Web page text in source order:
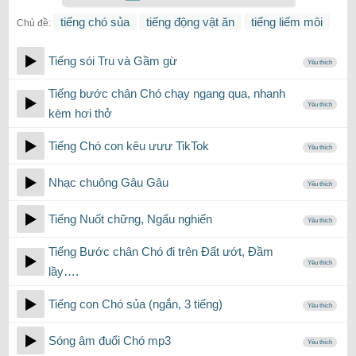
Chủ đề: tiếng chó sủa tiếng động vật ăn tiếng liếm môi
Tiếng sói Tru và Gầm gừ Yêu thích
Tiếng bước chân Chó chạy ngang qua, nhanh
kèm hơi thở
Yêu thích
Tiếng Chó con kêu ưưư TikTok Yêu thích
Nhạc chuông Gâu Gâu Yêu thích
Tiếng Nuốt chững, Ngấu nghiến Yêu thích
Tiếng Bước chân Chó đi trên Đất ướt, Đầm
lầy….
Yêu thích
Tiếng con Chó sủa (ngắn, 3 tiếng) Yêu thích
Sóng âm đuổi Chó mp3 Yêu thích